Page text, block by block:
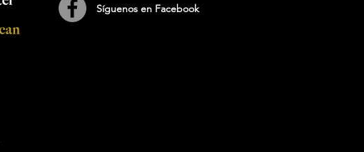
​Síguenos en Facebook